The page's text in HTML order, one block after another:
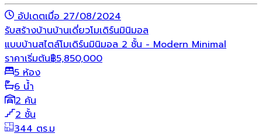
อัปเดตเมื่อ 27/08/2024
รับสร้างบ้านบ้านเดี่ยวโมเดิร์นมินิมอล
แบบบ้านสไตล์โมเดิร์นมินิมอล 2 ชั้น - Modern Minimal
ราคาเริ่มต้น฿5,850,000
5 ห้อง
6 น้ำ
2 คัน
2 ชั้น
344 ตร.ม